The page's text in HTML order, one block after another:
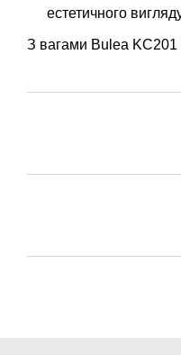
естетичного
З вагами Bulea KC201